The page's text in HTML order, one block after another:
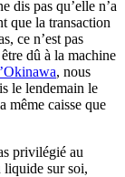
dis pas qu’elle n’a
que la transaction
ce n’est pas
dû à la machine
, nous
le lendemain le
même caisse que
privilégié au
sur soi,